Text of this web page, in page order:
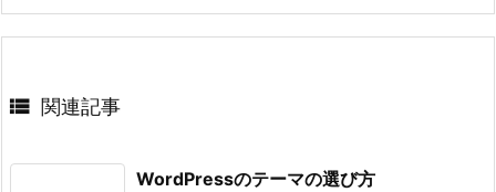
 関連記事
WordPressのテーマの選び方